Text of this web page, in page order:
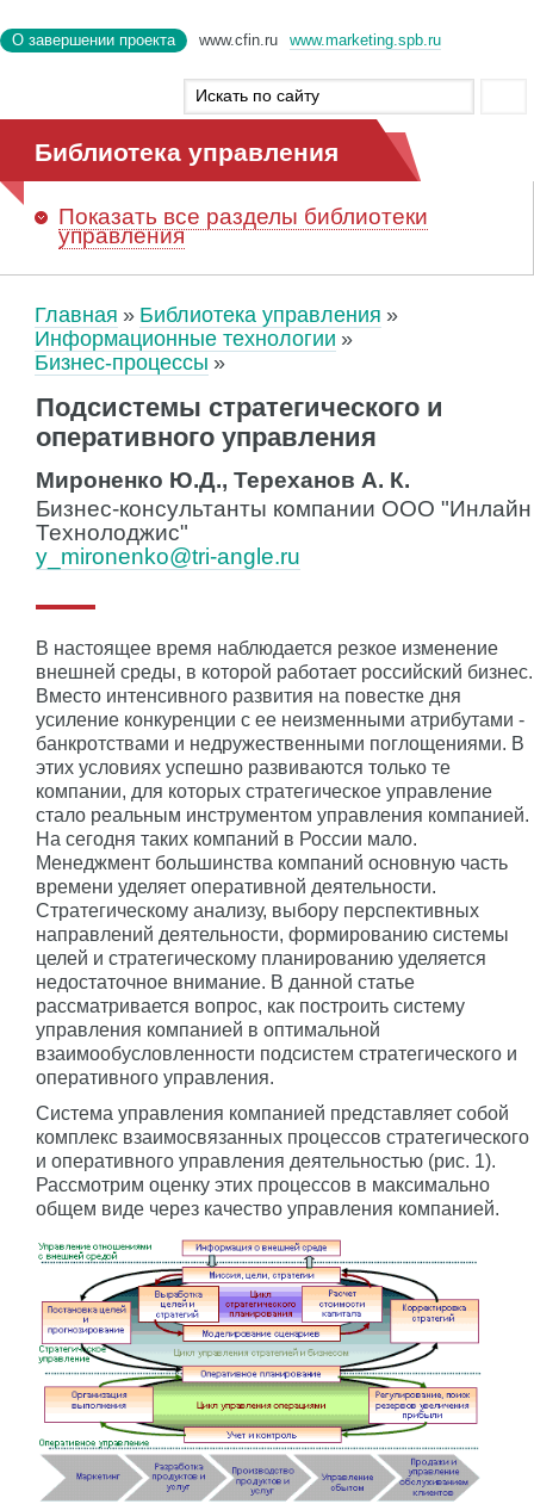
О завершении проекта www.cfin.ru www.marketing.spb.ru
Библиотека управления
Показать все разделы библиотеки
управления
Главная
Библиотека управления
Информационные технологии
Бизнес-процессы
Подсистемы стратегического и
оперативного управления
Мироненко Ю.Д., Тереханов А. К.
Бизнес-консультанты компании ООО "Инлайн
Технолоджис"
y_mironenko@tri-angle.ru
В настоящее время наблюдается резкое изменение
внешней среды, в которой работает российский бизнес.
Вместо интенсивного развития на повестке дня
усиление конкуренции с ее неизменными атрибутами -
банкротствами и недружественными поглощениями. В
этих условиях успешно развиваются только те
компании, для которых стратегическое управление
стало реальным инструментом управления компанией.
На сегодня таких компаний в России мало.
Менеджмент большинства компаний основную часть
времени уделяет оперативной деятельности.
Стратегическому анализу, выбору перспективных
направлений деятельности, формированию системы
целей и стратегическому планированию уделяется
недостаточное внимание. В данной статье
рассматривается вопрос, как построить систему
управления компанией в оптимальной
взаимообусловленности подсистем стратегического и
оперативного управления.
Система управления компанией представляет собой
комплекс взаимосвязанных процессов стратегического
и оперативного управления деятельностью (рис. 1).
Рассмотрим оценку этих процессов в максимально
общем виде через качество управления компанией.